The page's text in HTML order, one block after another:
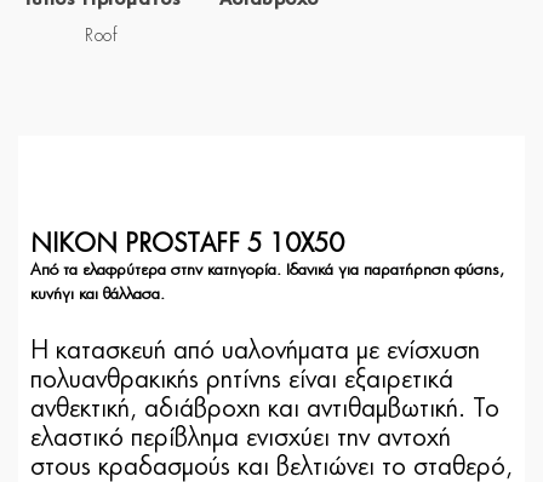
Roof
NIKON PROSTAFF 5 10X50
Από τα ελαφρύτερα στην κατηγορία. Ιδανικά για παρατήρηση φύσης,
κυνήγι και θάλλασα.
Η κατασκευή από υαλονήματα με ενίσχυση
πολυανθρακικής ρητίνης είναι εξαιρετικά
ανθεκτική, αδιάβροχη και αντιθαμβωτική. Το
ελαστικό περίβλημα ενισχύει την αντοχή
στους κραδασμούς και βελτιώνει το σταθερό,